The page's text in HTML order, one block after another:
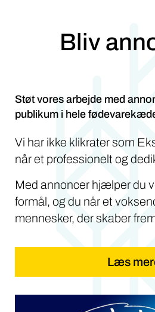
Bliv
Støt vores arbejde med
publikum i hele
Vi har ikke klikrater som
når et professionelt og
Med annoncer hjælper du
formål, og du når et
mennesker, der skaber
Læs